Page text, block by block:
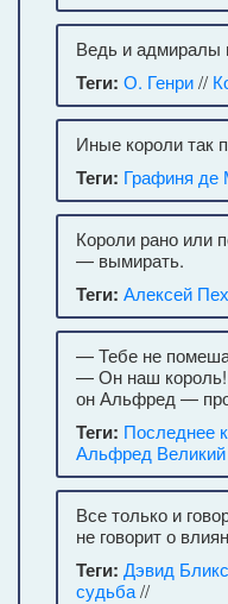
Ведь и адмиралы
Теги: О. Генри//
Иные короли так
Теги: Графиня де
Короли рано или
— вымирать.
Теги: Алексей
— Тебе не
— Он наш король!
он Альфред —
Теги: Последнее
Альфред Великий
Все только и
не говорит о
Теги: Дэвид
судьба//